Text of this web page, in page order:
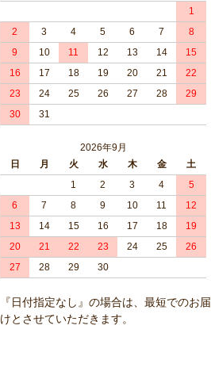
1
2
3 4 5 6 7
8
9
10 11 12 13 14
15
16
17 18 19 20 21
22
23
24 25 26 27 28
29
30
31
2026年9月
日
月 火 水 木 金
土
1
2 3 4
5
6
7 8 9 10 11
12
13
14 15 16 17 18
19
20
21 22 23 24 25
26
27
28 29 30
『日付指定なし』の場合は、最短でのお届
けとさせていただきます。